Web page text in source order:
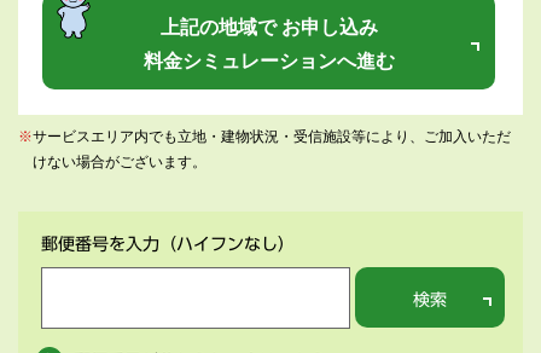
上記の地域で お申し込み
料金シミュレーションへ進む
※サービスエリア内でも立地・建物状況・受信施設等により、ご加入いただ
けない場合がございます。
郵便番号を入力 （ハイフンなし）
検索